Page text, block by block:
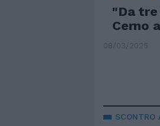
"Da tre
Cerno
08/03/2025
SCONTRO